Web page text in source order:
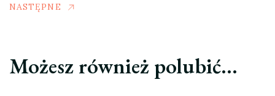
NASTĘPNE
Możesz również polubić…